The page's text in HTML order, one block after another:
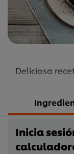
Deliciosa
Inicia